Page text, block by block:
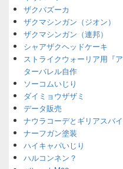
ザクバズーカ
ザクマシンガン（ジオン）
ザクマシンガン（連邦）
シャアザクヘッドケーキ
ストライクウォーリア用『
ターバレル自作
ソーコムいじり
ダイミョウザザミ
データ販売
ナウラコーデとギリアスバ
ナーフガン塗装
ハイキャパいじり
ハルコンネン？